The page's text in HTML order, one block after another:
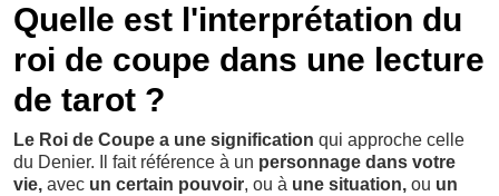
Quelle est l'interprétation du
roi de coupe dans une lecture
de tarot ?
Le Roi de Coupe a une signification qui approche celle
du Denier. Il fait référence à un personnage dans votre
vie, avec un certain pouvoir, ou à une situation, ou un